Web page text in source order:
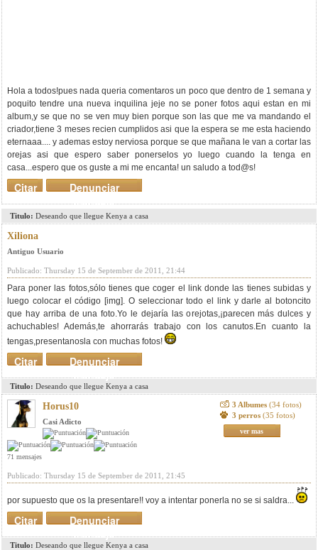
Hola a todos!pues nada queria comentaros un poco que dentro de 1 semana y
poquito tendre una nueva inquilina jeje no se poner fotos aqui estan en mi
album,y se que no se ven muy bien porque son las que me va mandando el
criador,tiene 3 meses recien cumplidos asi que la espera se me esta haciendo
eternaaa.... y ademas estoy nerviosa porque se que mañana le van a cortar las
orejas asi que espero saber ponerselos yo luego cuando la tenga en
casa...espero que os guste a mi me encanta! un saludo a tod@s!
Denunciar
mensaje
Citar
Titulo: Deseando que llegue Kenya a casa
Xiliona
Antiguo Usuario
Publicado: Thursday 15 de September de 2011, 21:44
Para poner las fotos,sólo tienes que coger el link donde las tienes subidas y
luego colocar el código [img]. O seleccionar todo el link y darle al botoncito
que hay arriba de una foto.Yo le dejaría las orejotas,¡parecen más dulces y
achuchables! Además,te ahorrarás trabajo con los canutos.En cuanto la
tengas,presentanosla con muchas fotos!
Denunciar
mensaje
Citar
Titulo: Deseando que llegue Kenya a casa
Horus10
Casi Adicto
71 mensajes
3 Albumes (34 fotos)
3 perros (35 fotos)
ver mas
Publicado: Thursday 15 de September de 2011, 21:45
por supuesto que os la presentare!! voy a intentar ponerla no se si saldra...
Denunciar
mensaje
Citar
Titulo: Deseando que llegue Kenya a casa